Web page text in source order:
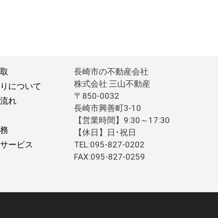
について
れ
ービス
長崎市の不動産会社
株式会社 三山不動産
〒850-0032
長崎市興善町3-10
【営業時間】9:30～17:30
【休日】日･祝日
TEL:095-827-0202
FAX:095-827-0259